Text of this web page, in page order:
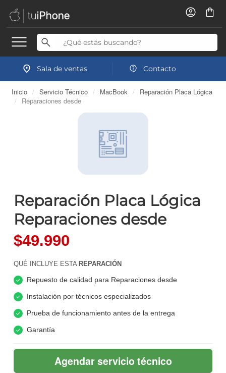
Sala de ventas Contacto
Inicio / Servicio Técnico / MacBook / Reparación Placa Lógica
/ Reparaciones desde
Reparación Placa Lógica
Reparaciones desde
$49.990
QUÉ INCLUYE ESTA REPARACIÓN
Repuesto de calidad para Reparaciones desde
Instalación por técnicos especializados
Prueba de funcionamiento antes de la entrega
Garantía
Agendar servicio técnico